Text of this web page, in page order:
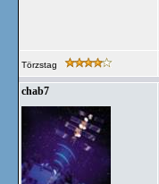
Törzstag
chab7